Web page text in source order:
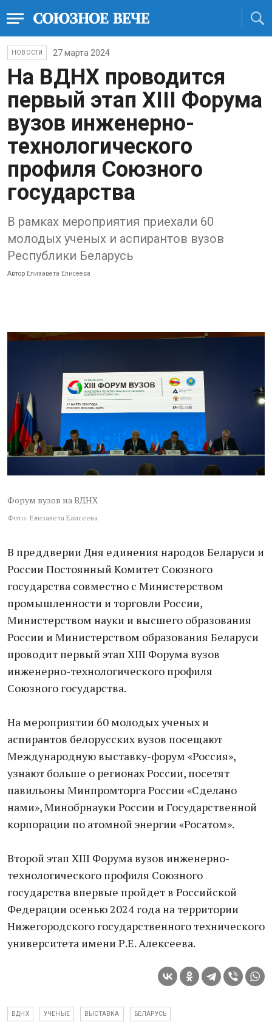
НОВОСТИ 27 марта 2024
На ВДНХ проводится
первый этап XIII Форума
вузов инженерно-
технологического
профиля Союзного
государства
В рамках мероприятия приехали 60
молодых ученых и аспирантов вузов
Республики Беларусь
Автор Елизавета Елисеева
Форум вузов на ВДНХ
Фото: Елизавета Елисеева
В преддверии Дня единения народов Беларуси и
России Постоянный Комитет Союзного
государства совместно с Министерством
промышленности и торговли России,
Министерством науки и высшего образования
России и Министерством образования Беларуси
проводит первый этап XIII Форума вузов
инженерно-технологического профиля
Союзного государства.
На мероприятии 60 молодых ученых и
аспирантов белорусских вузов посещают
Международную выставку-форум «Россия»,
узнают больше о регионах России, посетят
павильоны Минпромторга России «Сделано
нами», Минобрнауки России и Государственной
корпорации по атомной энергии «Росатом».
Второй этап XIII Форума вузов инженерно-
технологического профиля Союзного
государства впервые пройдет в Российской
Федерации осенью 2024 года на территории
Нижегородского государственного технического
университета имени Р.Е. Алексеева.
ВДНХ УЧЕНЫЕ ВЫСТАВКА БЕЛАРУСЬ